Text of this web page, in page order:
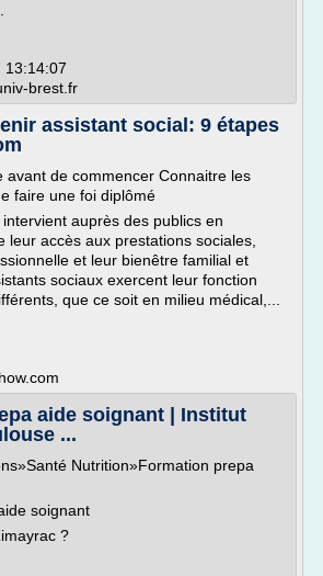
13:14:07
brest.fr
assistant social: 9 étapes
avant de commencer Connaitre les
faire une foi diplômé
auprès des publics en
leur accès aux prestations sociales,
et leur bienêtre familial et
sociaux exercent leur fonction
que ce soit en milieu médical,...
aide soignant | Institut
...
Nutrition»Formation prepa
soignant
?